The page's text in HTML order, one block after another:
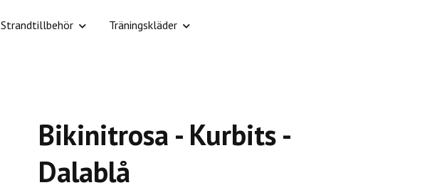
Strandtillbehör Träningskläder
Bikinitrosa - Kurbits -
Dalablå